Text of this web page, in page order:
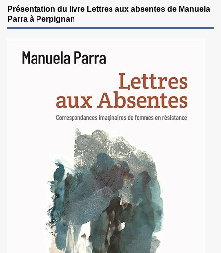
Présentation du livre Lettres aux absentes de Manuela
Parra à Perpignan